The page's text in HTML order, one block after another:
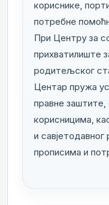
кориснике,
потребне
При Центру за
прихватилиште
родитељског
Центар пружа
правне
корисницима,
и
прописима и